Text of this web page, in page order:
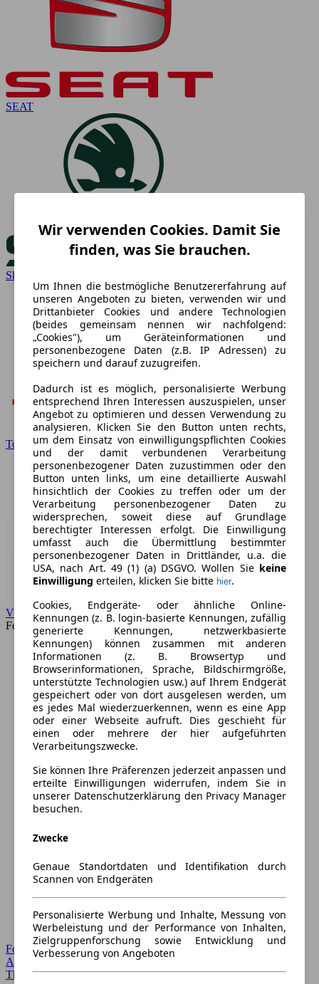
SEAT
Skoda
Toyota
VW
Forum
Forum Startseite
Alle Auto-Foren
Themen-Forum
Wir verwenden Cookies. Damit Sie
finden, was Sie brauchen.
Um Ihnen die bestmögliche Benutzererfahrung auf
unseren Angeboten zu bieten, verwenden wir und
Drittanbieter Cookies und andere Technologien
(beides gemeinsam nennen wir nachfolgend:
„Cookies"), um Geräteinformationen und
personenbezogene Daten (z.B. IP Adressen) zu
speichern und darauf zuzugreifen.
Dadurch ist es möglich, personalisierte Werbung
entsprechend Ihren Interessen auszuspielen, unser
Angebot zu optimieren und dessen Verwendung zu
analysieren. Klicken Sie den Button unten rechts,
um dem Einsatz von einwilligungspflichten Cookies
und der damit verbundenen Verarbeitung
personenbezogener Daten zuzustimmen oder den
Button unten links, um eine detaillierte Auswahl
hinsichtlich der Cookies zu treffen oder um der
Verarbeitung personenbezogener Daten zu
widersprechen, soweit diese auf Grundlage
berechtigter Interessen erfolgt. Die Einwilligung
umfasst auch die Übermittlung bestimmter
personenbezogener Daten in Drittländer, u.a. die
USA, nach Art. 49 (1) (a) DSGVO. Wollen Sie keine
Einwilligung erteilen, klicken Sie bitte hier.
Cookies, Endgeräte- oder ähnliche Online-
Kennungen (z. B. login-basierte Kennungen, zufällig
generierte Kennungen, netzwerkbasierte
Kennungen) können zusammen mit anderen
Informationen (z. B. Browsertyp und
Browserinformationen, Sprache, Bildschirmgröße,
unterstützte Technologien usw.) auf Ihrem Endgerät
gespeichert oder von dort ausgelesen werden, um
es jedes Mal wiederzuerkennen, wenn es eine App
oder einer Webseite aufruft. Dies geschieht für
einen oder mehrere der hier aufgeführten
Verarbeitungszwecke.
Sie können Ihre Präferenzen jederzeit anpassen und
erteilte Einwilligungen widerrufen, indem Sie in
unserer Datenschutzerklärung den Privacy Manager
besuchen.
Zwecke
Genaue Standortdaten und Identifikation durch
Scannen von Endgeräten
Personalisierte Werbung und Inhalte, Messung von
Werbeleistung und der Performance von Inhalten,
Zielgruppenforschung sowie Entwicklung und
Verbesserung von Angeboten